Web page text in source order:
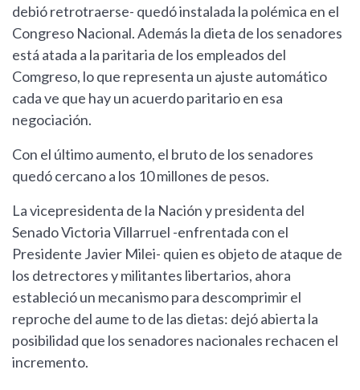
debió retrotraerse- quedó instalada la polémica en el
Congreso Nacional. Además la dieta de los senadores
está atada a la paritaria de los empleados del
Comgreso, lo que representa un ajuste automático
cada ve que hay un acuerdo paritario en esa
negociación.
Con el último aumento, el bruto de los senadores
quedó cercano a los 10 millones de pesos.
La vicepresidenta de la Nación y presidenta del
Senado Victoria Villarruel -enfrentada con el
Presidente Javier Milei- quien es objeto de ataque de
los detrectores y militantes libertarios, ahora
estableció un mecanismo para descomprimir el
reproche del aume to de las dietas: dejó abierta la
posibilidad que los senadores nacionales rechacen el
incremento.